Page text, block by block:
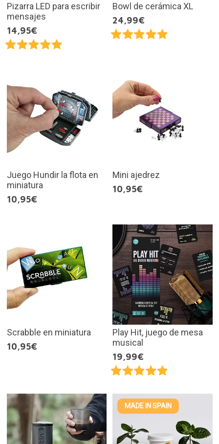
Pizarra LED para escribir
mensajes
14,95€
Bowl de cerámica XL
24,99€
Juego Hundir la flota en
miniatura
10,95€
Mini ajedrez
10,95€
Scrabble en miniatura
10,95€
Play Hit, juego de mesa
musical
19,99€
MADE IN SPAIN